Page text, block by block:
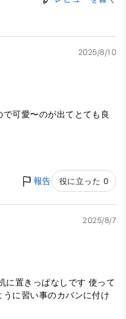
2025/8/10
可愛〜のが出てとても良
報告 役に立った 0
2025/8/7
に置きっぱなしです 使って
に習い事のカバンに付け